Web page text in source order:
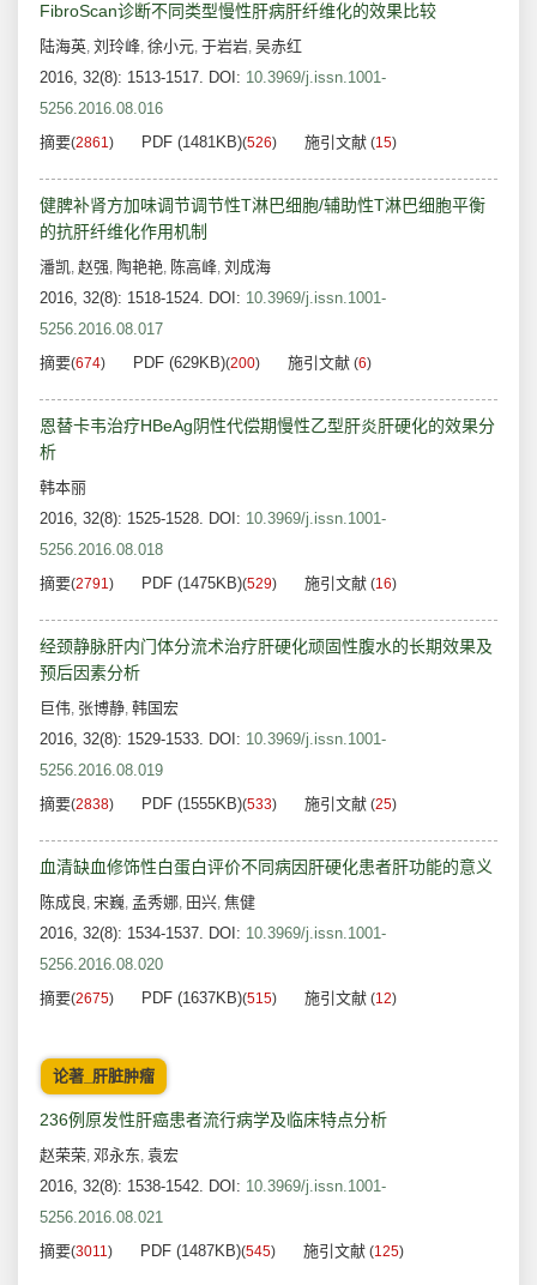
FibroScan诊断不同类型慢性肝病肝纤维化的效果比较
陆海英, 刘玲峰, 徐小元, 于岩岩, 吴赤红
2016, 32(8): 1513-1517. DOI: 10.3969/j.issn.1001-
5256.2016.08.016
摘要(2861) PDF (1481KB)(526) 施引文献 (15)
健脾补肾方加味调节调节性T淋巴细胞/辅助性T淋巴细胞平衡
的抗肝纤维化作用机制
潘凯, 赵强, 陶艳艳, 陈高峰, 刘成海
2016, 32(8): 1518-1524. DOI: 10.3969/j.issn.1001-
5256.2016.08.017
摘要(674) PDF (629KB)(200) 施引文献 (6)
恩替卡韦治疗HBeAg阴性代偿期慢性乙型肝炎肝硬化的效果分
析
韩本丽
2016, 32(8): 1525-1528. DOI: 10.3969/j.issn.1001-
5256.2016.08.018
摘要(2791) PDF (1475KB)(529) 施引文献 (16)
经颈静脉肝内门体分流术治疗肝硬化顽固性腹水的长期效果及
预后因素分析
巨伟, 张博静, 韩国宏
2016, 32(8): 1529-1533. DOI: 10.3969/j.issn.1001-
5256.2016.08.019
摘要(2838) PDF (1555KB)(533) 施引文献 (25)
血清缺血修饰性白蛋白评价不同病因肝硬化患者肝功能的意义
陈成良, 宋巍, 孟秀娜, 田兴, 焦健
2016, 32(8): 1534-1537. DOI: 10.3969/j.issn.1001-
5256.2016.08.020
摘要(2675) PDF (1637KB)(515) 施引文献 (12)
论著_肝脏肿瘤
236例原发性肝癌患者流行病学及临床特点分析
赵荣荣, 邓永东, 袁宏
2016, 32(8): 1538-1542. DOI: 10.3969/j.issn.1001-
5256.2016.08.021
摘要(3011) PDF (1487KB)(545) 施引文献 (125)